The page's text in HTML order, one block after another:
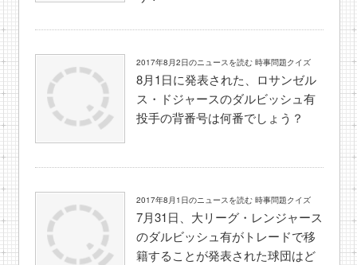
2017年8月2日のニュースを読む 時事問題クイズ
8月1日に発表された、ロサンゼル
ス・ドジャースのダルビッシュ有
投手の背番号は何番でしょう？
2017年8月1日のニュースを読む 時事問題クイズ
7月31日、大リーグ・レンジャース
のダルビッシュ有がトレードで移
籍することが発表された球団はど